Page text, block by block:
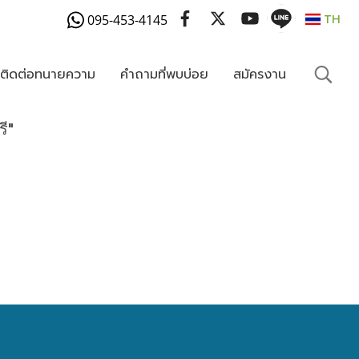
095-453-4145 TH
ดต่อทนายความ คำถามที่พบบ่อย สมัครงาน
"